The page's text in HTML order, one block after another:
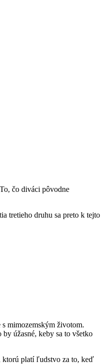
čo diváci pôvodne
tretieho druhu sa preto k tejto
mimozemským životom.
úžasné, keby sa to všetko
ktorú platí ľudstvo za to, keď